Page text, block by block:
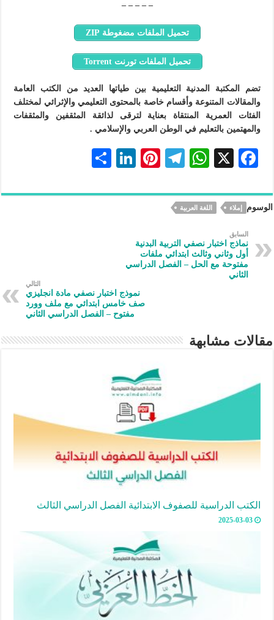
– – – – –
تحميل الملفات مضغوطة ZIP
تحميل الملفات تورنت Torrent
تضم المكتبة المدنية التعليمية بين طياتها العديد من الكتب العامة
والمقالات المتنوعة وأقسام خاصة بالمحتوى التعليمي والإثرائي لمختلف
الفئات العمرية المنتقاة بعناية لترقى لذائقة المثقفين والمثقفات
والمهتمين بالتعليم في الوطن العربي والإسلامي .
F
eb
oo
k
X
W
at
s
A
p
Te
gr
m
Pi
er
t
Li
ke
ar
الوسوم إملاء اللغة العربية
السابق
نماذج اختبار نصفي التربية البدنية
أول وثاني وثالث ابتدائي ملفات
مفتوحة مع الحل – الفصل الدراسي
الثاني
التالي
نموذج اختبار نصفي مادة انجليزي
صف خامس ابتدائي مع ملف وورد
مفتوح – الفصل الدراسي الثاني
مقالات مشابهة
الكتب الدراسية للصفوف الابتدائية الفصل الدراسي الثالث
2025-03-03